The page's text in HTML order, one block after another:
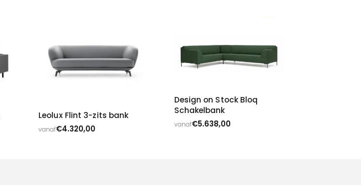
Leolux Flint 3-zits bank
vanaf€4.320,00
Design on Stock Bloq
Schakelbank
vanaf€5.638,00